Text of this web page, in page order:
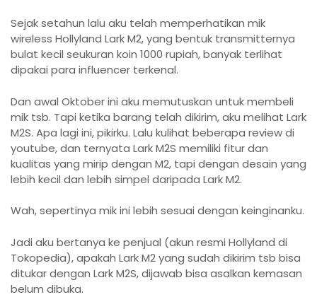
Sejak setahun lalu aku telah memperhatikan mik
wireless Hollyland Lark M2, yang bentuk transmitternya
bulat kecil seukuran koin 1000 rupiah, banyak terlihat
dipakai para influencer terkenal.
Dan awal Oktober ini aku memutuskan untuk membeli
mik tsb. Tapi ketika barang telah dikirim, aku melihat Lark
M2S. Apa lagi ini, pikirku. Lalu kulihat beberapa review di
youtube, dan ternyata Lark M2S memiliki fitur dan
kualitas yang mirip dengan M2, tapi dengan desain yang
lebih kecil dan lebih simpel daripada Lark M2.
Wah, sepertinya mik ini lebih sesuai dengan keinginanku.
Jadi aku bertanya ke penjual (akun resmi Hollyland di
Tokopedia), apakah Lark M2 yang sudah dikirim tsb bisa
ditukar dengan Lark M2S, dijawab bisa asalkan kemasan
belum dibuka.